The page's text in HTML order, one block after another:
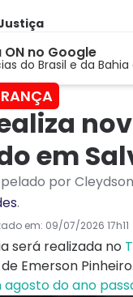
no Google
do Brasil e da
em
por
.
em: 09/07/2026 17h11
será realizada no
Emerson
agosto do ano